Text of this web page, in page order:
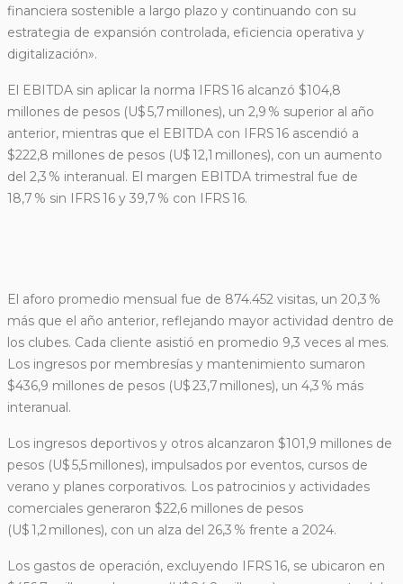
financiera sostenible a largo plazo y continuando con su
estrategia de expansión controlada, eficiencia operativa y
digitalización».
El EBITDA sin aplicar la norma IFRS 16 alcanzó $104,8
millones de pesos (U$ 5,7 millones), un 2,9 % superior al año
anterior, mientras que el EBITDA con IFRS 16 ascendió a
$222,8 millones de pesos (U$ 12,1 millones), con un aumento
del 2,3 % interanual. El margen EBITDA trimestral fue de
18,7 % sin IFRS 16 y 39,7 % con IFRS 16.
El aforo promedio mensual fue de 874.452 visitas, un 20,3 %
más que el año anterior, reflejando mayor actividad dentro de
los clubes. Cada cliente asistió en promedio 9,3 veces al mes.
Los ingresos por membresías y mantenimiento sumaron
$436,9 millones de pesos (U$ 23,7 millones), un 4,3 % más
interanual.
Los ingresos deportivos y otros alcanzaron $101,9 millones de
pesos (U$ 5,5 millones), impulsados por eventos, cursos de
verano y planes corporativos. Los patrocinios y actividades
comerciales generaron $22,6 millones de pesos
(U$ 1,2 millones), con un alza del 26,3 % frente a 2024.
Los gastos de operación, excluyendo IFRS 16, se ubicaron en